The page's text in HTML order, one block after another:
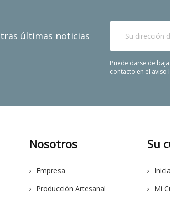
últimas noticias
Puede darse de
contacto en el aviso
Nosotros
Empresa
Producción Artesanal
Su
Mi